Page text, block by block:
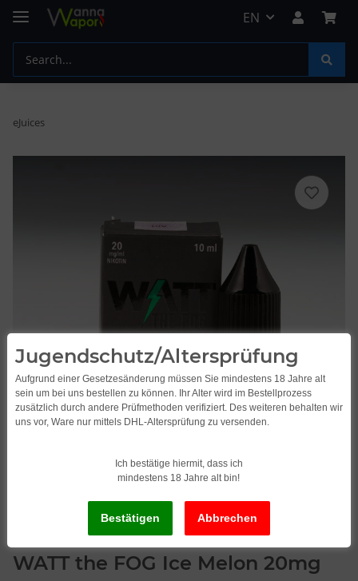
EN
eJuices
WATT the FOG Ice Melon 20mg
Jugendschutz/Altersprüfung
Aufgrund einer Gesetzesänderung müssen Sie mindestens 18 Jahre alt
sein um bei uns bestellen zu können. Ihr Alter wird im Bestellprozess
zusätzlich durch andere Prüfmethoden verifiziert. Des weiteren behalten wir
uns vor, Ware nur mittels DHL-Altersprüfung zu versenden.
Ich bestätige hiermit, dass ich
mindestens 18 Jahre alt bin!